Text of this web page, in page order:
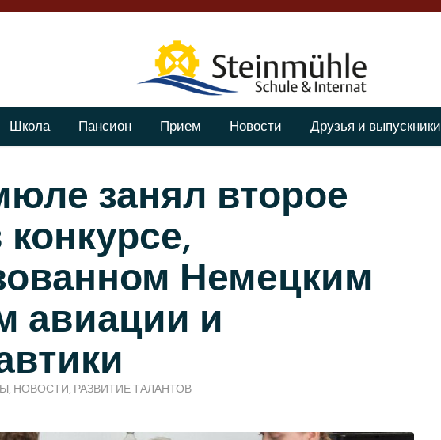
Школа Пансион Прием Новости Друзья и выпускники
занял второе
Немецким
авиации и
, НОВОСТИ , РАЗВИТИЕ ТАЛАНТОВ